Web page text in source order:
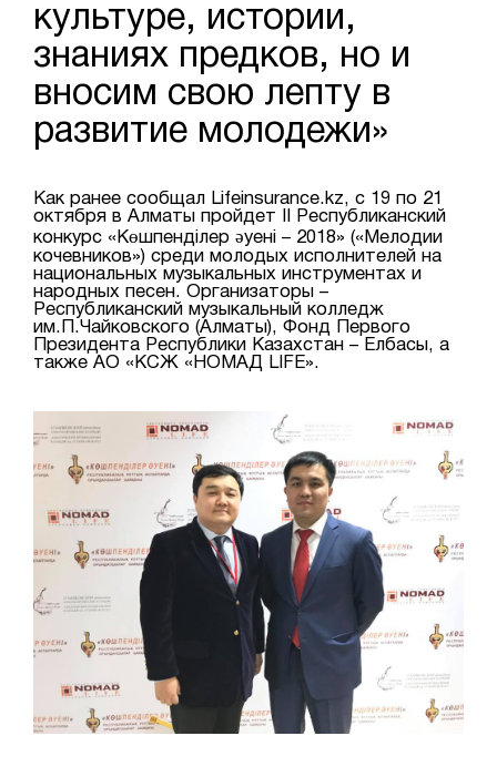
культуре, истории,
знаниях предков, но и
вносим свою лепту в
развитие молодежи»
Как ранее сообщал Lifeinsurance.kz, с 19 по 21
октября в Алматы пройдет II Республиканский
конкурс «Көшпенділер әуені – 2018» («Мелодии
кочевников») среди молодых исполнителей на
национальных музыкальных инструментах и
народных песен. Организаторы –
Республиканский музыкальный колледж
им.П.Чайковского (Алматы), Фонд Первого
Президента Республики Казахстан – Елбасы, а
также АО «КСЖ «НОМАД LIFE».